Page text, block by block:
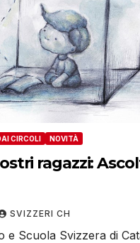
CIRCOLI NOVITÀ
ragazzi:
SVIZZERI CH
e Scuola Svizzera di